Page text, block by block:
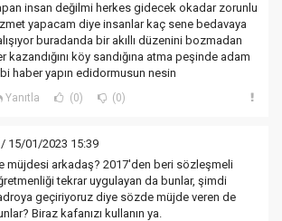
insan değilmi herkes gidecek okadar zorunlu
yapacam diye insanlar kaç sene bedavaya
buradanda bir akıllı düzenini bozmadan
kazandığını köy sandığına atma peşinde adam
haber yapın edidormusun nesin
Yanıtla (0) (0)
/ 15/01/2023 15:39
müjdesi arkadaş? 2017'den beri sözleşmeli
tekrar uygulayan da bunlar, şimdi
geçiriyoruz diye sözde müjde veren de
Biraz kafanızı kullanın ya.